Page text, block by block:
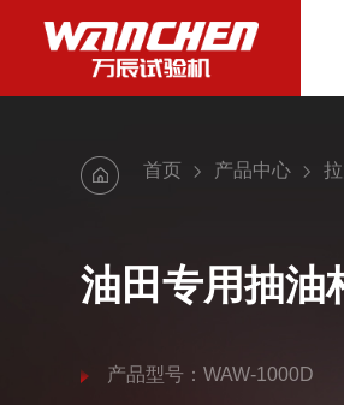
首页 产品中心
油田专用抽油
产品型号：WAW-1000D